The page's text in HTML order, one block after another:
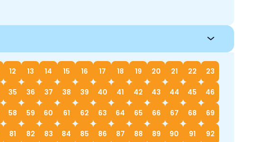
12 13 14 15 16 17 18 19 20 21 22 23
35 36 37 38 39 40 41 42 43 44 45 46
58 59 60 61 62 63 64 65 66 67 68 69
81 82 83 84 85 86 87 88 89 90 91 92